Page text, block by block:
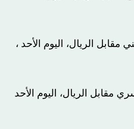
مقابل الريال، اليوم الأحد ،
مقابل الريال، اليوم الأحد